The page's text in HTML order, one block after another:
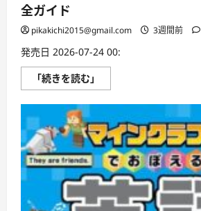
全ガイド
pikakichi2015@gmail.com 3週間前
発売日 2026-07-24 00:
「続きを読む」
と
AI
英
会
話
練
習
ア
プ
リ
を
自